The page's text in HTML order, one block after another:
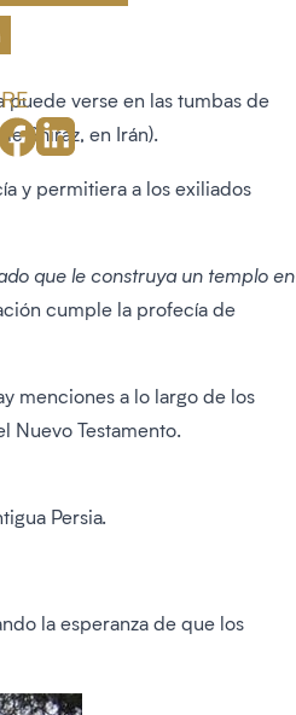
puede verse en las tumbas de
Shiraz, en Irán).
y permitiera a los exiliados
que le construya un templo en
cumple la profecía de
menciones a lo largo de los
Nuevo Testamento.
Persia.
la esperanza de que los